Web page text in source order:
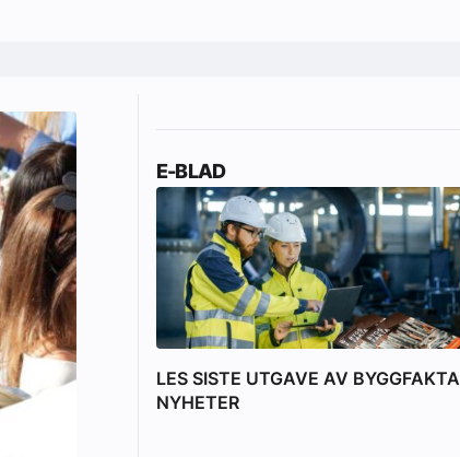
E-BLAD
LES SISTE UTGAVE AV BYGGFAKTA
NYHETER